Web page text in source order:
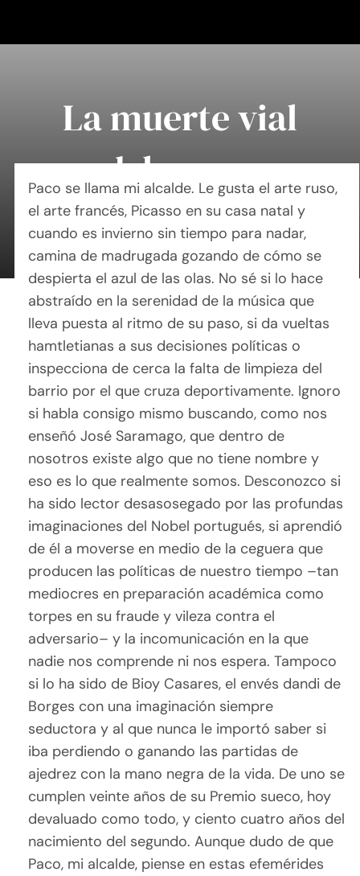
La muerte vial
del paseo
By Mary Maxey October 24, 2019
Paco se llama mi alcalde. Le gusta el arte ruso,
el arte francés, Picasso en su casa natal y
cuando es invierno sin tiempo para nadar,
camina de madrugada gozando de cómo se
despierta el azul de las olas. No sé si lo hace
abstraído en la serenidad de la música que
lleva puesta al ritmo de su paso, si da vueltas
hamtletianas a sus decisiones políticas o
inspecciona de cerca la falta de limpieza del
barrio por el que cruza deportivamente. Ignoro
si habla consigo mismo buscando, como nos
enseñó José Saramago, que dentro de
nosotros existe algo que no tiene nombre y
eso es lo que realmente somos. Desconozco si
ha sido lector desasosegado por las profundas
imaginaciones del Nobel portugués, si aprendió
de él a moverse en medio de la ceguera que
producen las políticas de nuestro tiempo –tan
mediocres en preparación académica como
torpes en su fraude y vileza contra el
adversario– y la incomunicación en la que
nadie nos comprende ni nos espera. Tampoco
si lo ha sido de Bioy Casares, el envés dandi de
Borges con una imaginación siempre
seductora y al que nunca le importó saber si
iba perdiendo o ganando las partidas de
ajedrez con la mano negra de la vida. De uno se
cumplen veinte años de su Premio sueco, hoy
devaluado como todo, y ciento cuatro años del
nacimiento del segundo. Aunque dudo de que
Paco, mi alcalde, piense en estas efemérides